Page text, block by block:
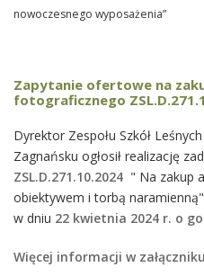
nowoczesnego wyposażenia”
Zapytanie ofertowe na
fotograficznego
Dyrektor Zespołu Szkół
Zagnańsku ogłosił realizację
ZSL.D.271.10.2024 " Na zakup
obiektywem i torbą
w dniu 22 kwietnia 2024 r. o
Więcej informacji w załączniku